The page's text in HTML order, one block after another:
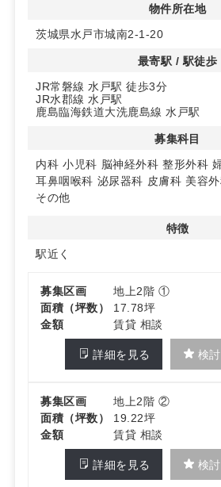
全館共用部がリニューアルされ、
LED化などが施されています。清潔
◆多様な診療科目に対応
内科や小児科、脳神経外科など多
能です。専門医としてのスキルを活
詳細はお問い合わせください！
物件所在地
茨城県水戸市城南2-1-20
最寄駅 / 駅徒歩
JR常磐線 水戸駅 徒歩3分
JR水郡線 水戸駅
鹿島臨海鉄道大洗鹿島線 水戸駅
募集科目
内科 小児科 脳神経外科 整形外科
耳鼻咽喉科 泌尿器科 皮膚科 美容
その他
特徴
駅近く
募集区画
地上2階 ①
面積（坪数）
17.78坪
金額
賃貸 相談
詳細を見る 検
募集区画
地上2階 ②
面積（坪数）
19.22坪
金額
賃貸 相談
詳細を見る 検